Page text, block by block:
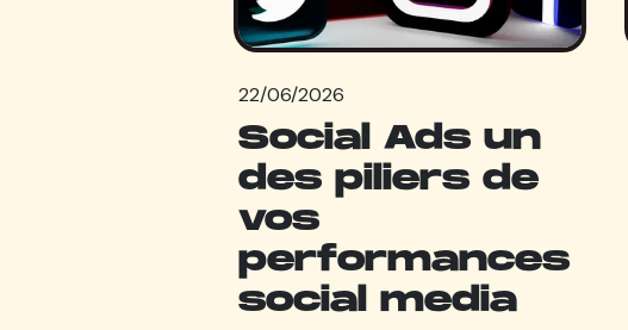
22/06/2026
Social Ads un
des piliers de
vos
performances
social media